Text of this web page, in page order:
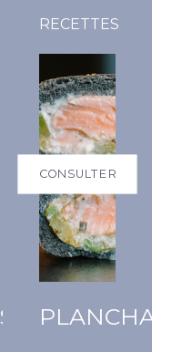
RECETTES
PLANCHAS
CONSULTER